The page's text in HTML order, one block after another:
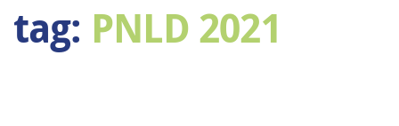
tag: PNLD 2021